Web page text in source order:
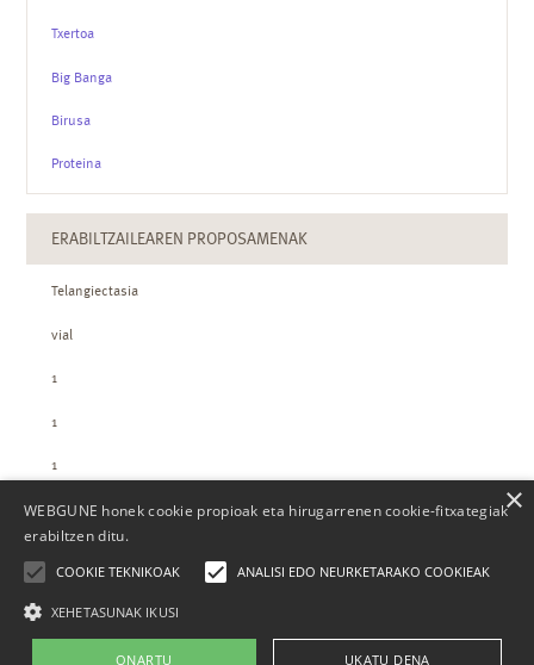
Txertoa
Big Banga
Birusa
Proteina
ERABILTZAILEAREN PROPOSAMENAK
Telangiectasia
vial
1
1
1
ZTH-REN KOPURUAK
WEBGUNE honek cookie propioak eta hirugarrenen cookie-fitxategiak
erabiltzen ditu.
COOKIE TEKNIKOAK ANALISI EDO NEURKETARAKO COOKIEAK
XEHETASUNAK IKUSI
ONARTU UKATU DENA
×